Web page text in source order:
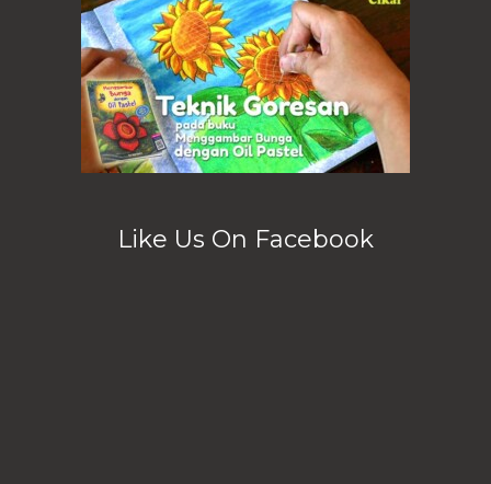
Like Us On Facebook